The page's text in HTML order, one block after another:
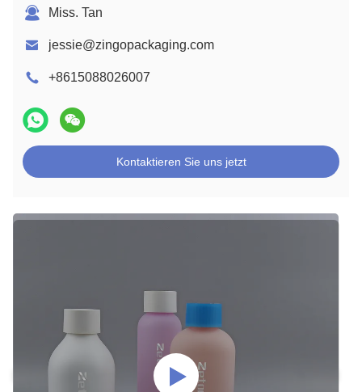
Miss. Tan
jessie@zingopackaging.com
+8615088026007
Kontaktieren Sie uns jetzt